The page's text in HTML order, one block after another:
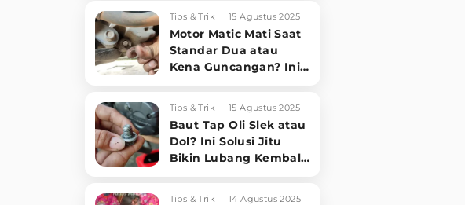
Tips & Trik 15 Agustus 2025
Motor Matic Mati Saat
Standar Dua atau
Kena Guncangan? Ini
Tips & Trik 15 Agustus 2025
Baut Tap Oli Slek atau
Dol? Ini Solusi Jitu
Bikin Lubang Kembali
Tips & Trik 14 Agustus 2025